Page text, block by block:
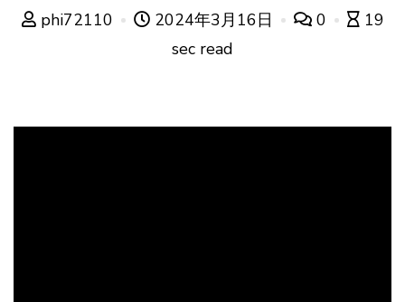
phi72110 2024年3月16日 0
19
sec read